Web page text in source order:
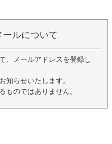
ールについて
、メールアドレスを登録し
知らせいたします。
ものではありません。